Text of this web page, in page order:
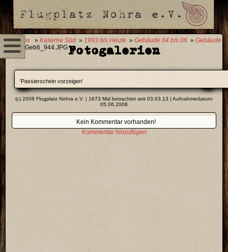
0 Fotos » Kaserne Süd » 1993 bis Heute » Gebäude 04 bis 06 » Gebäude
06» Geb6_944.JPGFotogalerien
'Passierschein vorzeigen'
(c) 2008 Flugplatz Nohra e.V. | 1673 Mal betrachtet seit 03.03.13 | Aufnahmedatum:
05.06.2008
Kein Kommentar vorhanden!
Kommentar hinzufügen